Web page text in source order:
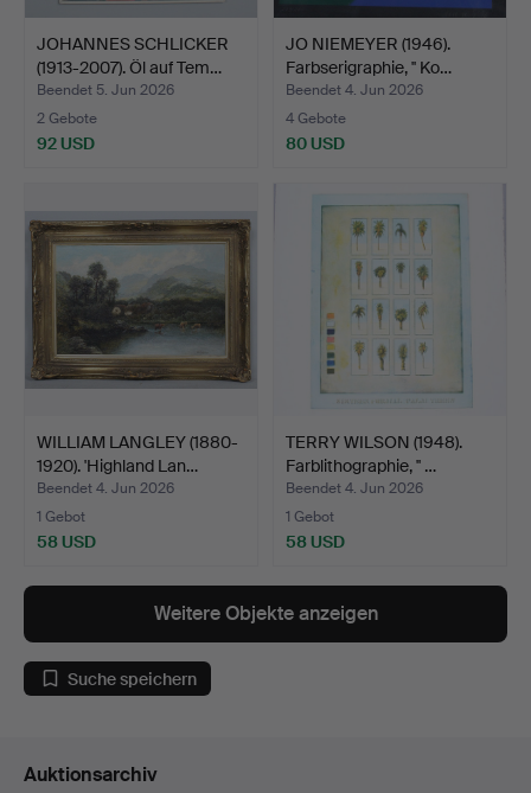
JOHANNES SCHLICKER
(1913-2007). Öl auf Tem…
Beendet 5. Jun 2026
2 Gebote
92 USD
JO NIEMEYER (1946).
Farbserigraphie, '' Ko…
Beendet 4. Jun 2026
4 Gebote
80 USD
WILLIAM LANGLEY (1880-
1920). 'Highland Lan…
Beendet 4. Jun 2026
1 Gebot
58 USD
TERRY WILSON (1948).
Farblithographie, '' …
Beendet 4. Jun 2026
1 Gebot
58 USD
Weitere Objekte anzeigen
Suche speichern
Auktionsarchiv